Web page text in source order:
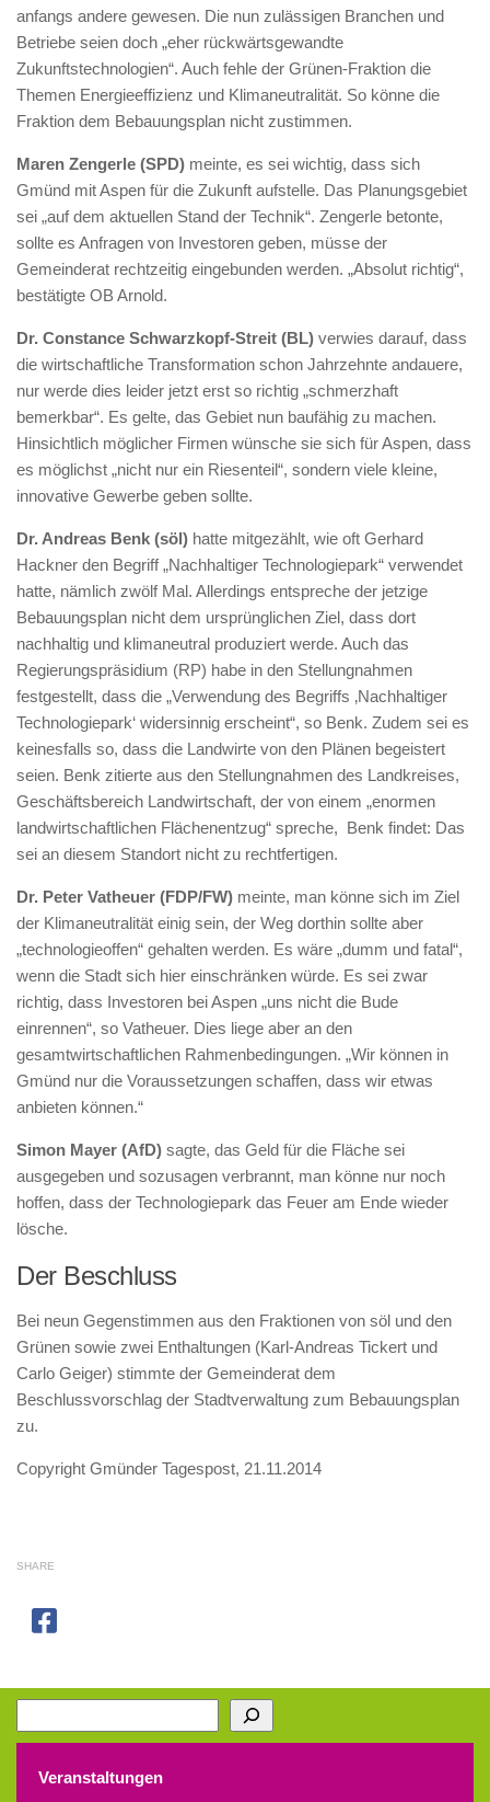
anfangs andere gewesen. Die nun zulässigen Branchen und
Betriebe seien doch „eher rückwärtsgewandte
Zukunftstechnologien“. Auch fehle der Grünen-Fraktion die
Themen Energieeffizienz und Klimaneutralität. So könne die
Fraktion dem Bebauungsplan nicht zustimmen.
Maren Zengerle (SPD) meinte, es sei wichtig, dass sich
Gmünd mit Aspen für die Zukunft aufstelle. Das Planungsgebiet
sei „auf dem aktuellen Stand der Technik“. Zengerle betonte,
sollte es Anfragen von Investoren geben, müsse der
Gemeinderat rechtzeitig eingebunden werden. „Absolut richtig“,
bestätigte OB Arnold.
Dr. Constance Schwarzkopf-Streit (BL) verwies darauf, dass
die wirtschaftliche Transformation schon Jahrzehnte andauere,
nur werde dies leider jetzt erst so richtig „schmerzhaft
bemerkbar“. Es gelte, das Gebiet nun baufähig zu machen.
Hinsichtlich möglicher Firmen wünsche sie sich für Aspen, dass
es möglichst „nicht nur ein Riesenteil“, sondern viele kleine,
innovative Gewerbe geben sollte.
Dr. Andreas Benk (söl) hatte mitgezählt, wie oft Gerhard
Hackner den Begriff „Nachhaltiger Technologiepark“ verwendet
hatte, nämlich zwölf Mal. Allerdings entspreche der jetzige
Bebauungsplan nicht dem ursprünglichen Ziel, dass dort
nachhaltig und klimaneutral produziert werde. Auch das
Regierungspräsidium (RP) habe in den Stellungnahmen
festgestellt, dass die „Verwendung des Begriffs ‚Nachhaltiger
Technologiepark‘ widersinnig erscheint“, so Benk. Zudem sei es
keinesfalls so, dass die Landwirte von den Plänen begeistert
seien. Benk zitierte aus den Stellungnahmen des Landkreises,
Geschäftsbereich Landwirtschaft, der von einem „enormen
landwirtschaftlichen Flächenentzug“ spreche, Benk findet: Das
sei an diesem Standort nicht zu rechtfertigen.
Dr. Peter Vatheuer (FDP/FW) meinte, man könne sich im Ziel
der Klimaneutralität einig sein, der Weg dorthin sollte aber
„technologieoffen“ gehalten werden. Es wäre „dumm und fatal“,
wenn die Stadt sich hier einschränken würde. Es sei zwar
richtig, dass Investoren bei Aspen „uns nicht die Bude
einrennen“, so Vatheuer. Dies liege aber an den
gesamtwirtschaftlichen Rahmenbedingungen. „Wir können in
Gmünd nur die Voraussetzungen schaffen, dass wir etwas
anbieten können.“
Simon Mayer (AfD) sagte, das Geld für die Fläche sei
ausgegeben und sozusagen verbrannt, man könne nur noch
hoffen, dass der Technologiepark das Feuer am Ende wieder
lösche.
Der Beschluss
Bei neun Gegenstimmen aus den Fraktionen von söl und den
Grünen sowie zwei Enthaltungen (Karl-Andreas Tickert und
Carlo Geiger) stimmte der Gemeinderat dem
Beschlussvorschlag der Stadtverwaltung zum Bebauungsplan
zu.
Copyright Gmünder Tagespost, 21.11.2014
SHARE
Veranstaltungen